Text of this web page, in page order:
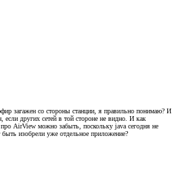
загажен со стороны станции, я правильно понимаю? И
если других сетей в той стороне не видно. И как
AirView можно забыть, поскольку java сегодня не
быть изобрели уже отдельное приложение?